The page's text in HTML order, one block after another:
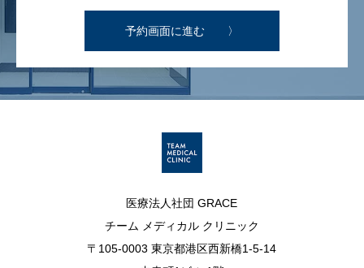
予約画面に進む 〉
医療法人社団 GRACE
チーム メディカル クリニック
〒105-0003 東京都港区西新橋1-5-14